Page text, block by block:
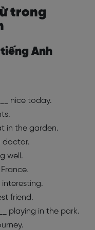
trong
Anh
nice today.
in the garden.
doctor.
well.
France.
interesting.
friend.
playing in the park.